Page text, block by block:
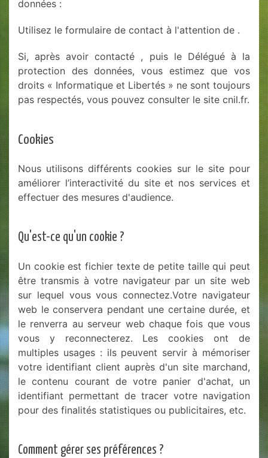
données :
Utilisez le formulaire de contact à l'attention de .
Si, après avoir contacté , puis le Délégué à la
protection des données, vous estimez que vos
droits « Informatique et Libertés » ne sont toujours
pas respectés, vous pouvez consulter le site cnil.fr.
Cookies
Nous utilisons différents cookies sur le site pour
améliorer l’interactivité du site et nos services et
effectuer des mesures d'audience.
Qu'est-ce qu'un cookie ?
Un cookie est fichier texte de petite taille qui peut
être transmis à votre navigateur par un site web
sur lequel vous vous connectez.Votre navigateur
web le conservera pendant une certaine durée, et
le renverra au serveur web chaque fois que vous
vous y reconnecterez. Les cookies ont de
multiples usages : ils peuvent servir à mémoriser
votre identifiant client auprès d'un site marchand,
le contenu courant de votre panier d'achat, un
identifiant permettant de tracer votre navigation
pour des finalités statistiques ou publicitaires, etc.
Comment gérer ses préférences ?